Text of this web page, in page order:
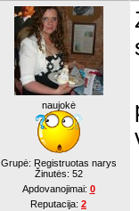
naujokė
Grupė: Registruotas narys
Žinutės: 52
Apdovanojimai: 0
Reputacija: 2